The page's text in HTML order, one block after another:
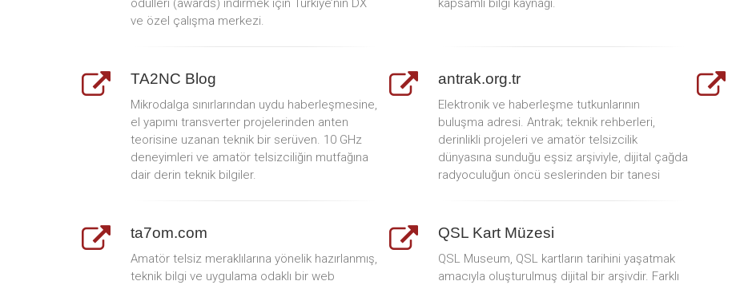
ödülleri (awards) indirmek için Türkiye’nin DX
ve özel çalışma merkezi.
kapsamlı bilgi kaynağı.
TA2NC Blog
Mikrodalga sınırlarından uydu haberleşmesine,
el yapımı transverter projelerinden anten
teorisine uzanan teknik bir serüven. 10 GHz
deneyimleri ve amatör telsizciliğin mutfağına
dair derin teknik bilgiler.
antrak.org.tr
Elektronik ve haberleşme tutkunlarının
buluşma adresi. Antrak; teknik rehberleri,
derinlikli projeleri ve amatör telsizcilik
dünyasına sunduğu eşsiz arşiviyle, dijital çağda
radyoculuğun öncü seslerinden bir tanesi
ta7om.com
Amatör telsiz meraklılarına yönelik hazırlanmış,
teknik bilgi ve uygulama odaklı bir web
QSL Kart Müzesi
QSL Museum, QSL kartların tarihini yaşatmak
amacıyla oluşturulmuş dijital bir arşivdir. Farklı